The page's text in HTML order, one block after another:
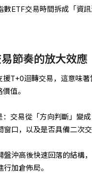
數ETF交易時間拆成「資
節奏的放大效應
T+0迴轉交易，這意味
值。
交易從「方向判斷」變
口，以及是否具備二次交
盤沖高後快速回落的結構
加倉佈局。